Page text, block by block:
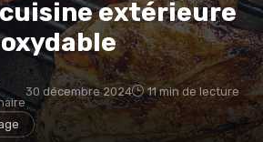
extérieure
30 décembre 2024 11 min de lecture